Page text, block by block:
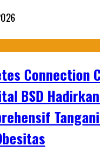
Connection
BSD